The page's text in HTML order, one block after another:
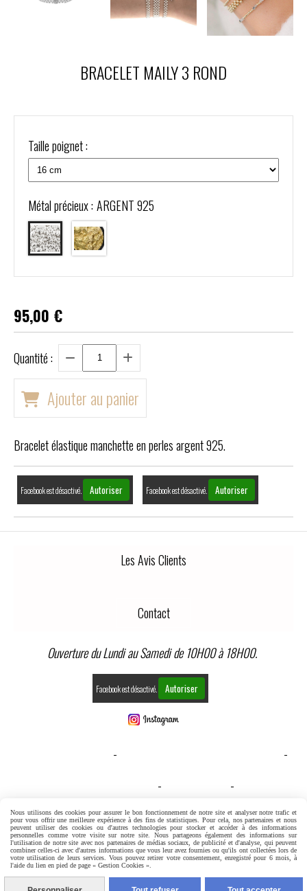
BRACELET MAILY 3 ROND
Taille poignet :
Métal précieux : ARGENT 925
95,00 €
Quantité :
Ajouter au panier
Bracelet élastique manchette en perles argent 925.
Facebook est désactivé. Autoriser Facebook est désactivé. Autoriser
Les Avis Clients
Contact
Ouverture du Lundi au Samedi de 10H00 à 18H00.
Facebook est désactivé. Autoriser
CONDITIONS GENERALES DE VENTE
Nous utilisons des cookies pour assurer le bon fonctionnement de notre site et analyser notre trafic et
pour vous offrir une meilleure expérience à des fins de statistiques. Pour cela, nos partenaires et nous
peuvent utiliser des cookies ou d'autres technologies pour stocker et accéder à des informations
personnelles comme votre visite sur notre site. Nous partageons également des informations sur
l'utilisation de notre site avec nos partenaires de médias sociaux, de publicité et d'analyse, qui peuvent
combiner celles-ci avec d'autres informations que vous leur avez fournies ou qu'ils ont collectées lors de
votre utilisation de leurs services. Vous pouvez retirer votre consentement, enregistré pour 6 mois, à
l'aide du lien en pied de page « Gestion Cookies ».